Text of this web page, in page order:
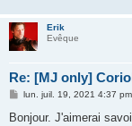
Erik
Evêque
Re: [MJ only]
M
s
lun. juil. 19, 2021 4:37 pm
Bonjour. J'aimerai